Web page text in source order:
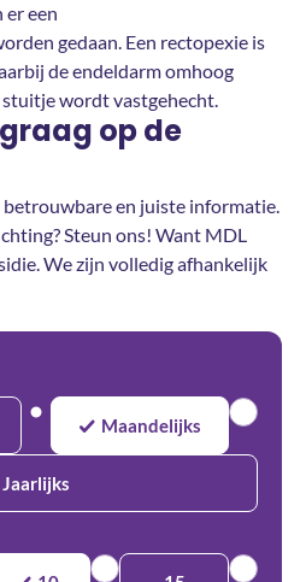
er een
gedaan. Een rectopexie is
de endeldarm omhoog
wordt vastgehecht.
op de
betrouwbare en juiste informatie.
Steun ons! Want MDL
We zijn volledig afhankelijk
Maandelijks
Jaarlijks